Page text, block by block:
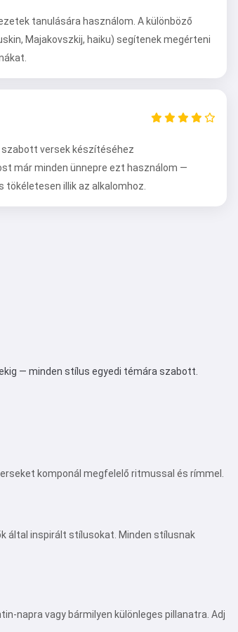
tanulására használom. A különböző
Majakovszkij, haiku) segítenek megérteni
versek készítéséhez
már minden ünnepre ezt használom —
tökéletesen illik az alkalomhoz.
— minden stílus egyedi témára szabott.
komponál megfelelő ritmussal és rímmel.
által inspirált stílusokat. Minden stílusnak
napra vagy bármilyen különleges pillanatra. Adj